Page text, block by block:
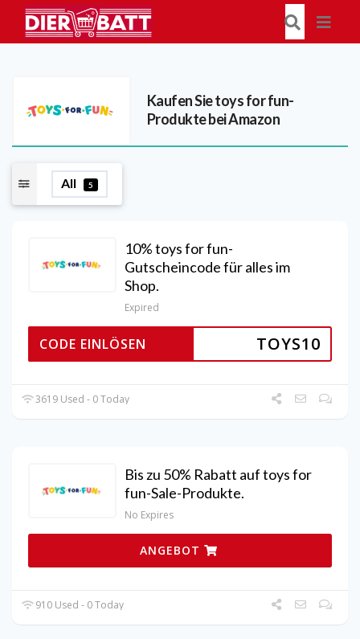
Kaufen Sie toys for fun-
Produkte bei Amazon
All 5
10% toys for fun-
Gutscheincode für alles im
Shop.
Expired
TOYS10
CODE EINLÖSEN
3619 Used - 0 Today
Bis zu 50% Rabatt auf toys for
fun-Sale-Produkte.
No Expires
ANGEBOT
910 Used - 0 Today